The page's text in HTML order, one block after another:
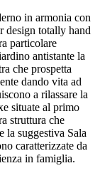
in armonia con
design totally hand
particolare
antistante la
che prospetta
dando vita ad
a rilassare la
situate al primo
struttura che
la suggestiva Sala
caratterizzate da
in famiglia.